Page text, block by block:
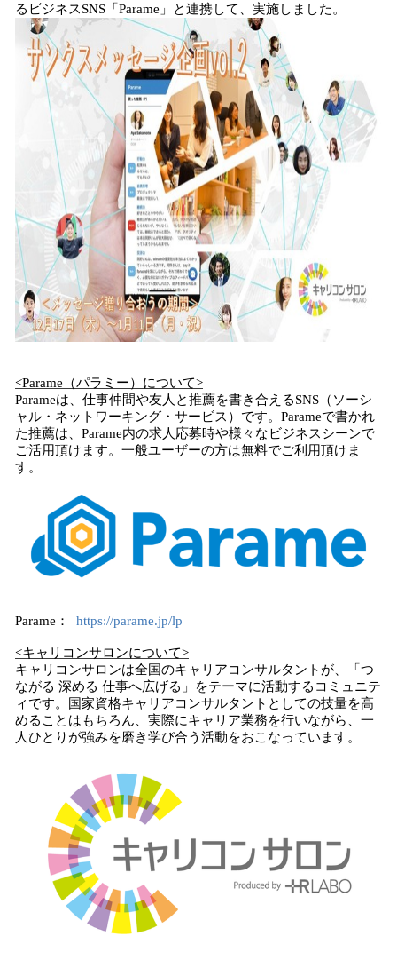
るビジネスSNS「Parame」と連携して、実施しました。
<Parame（パラミー）について>
Parameは、仕事仲間や友人と推薦を書き合えるSNS（ソーシ
ャル・ネットワーキング・サービス）です。Parameで書かれ
た推薦は、Parame内の求人応募時や様々なビジネスシーンで
ご活用頂けます。一般ユーザーの方は無料でご利用頂けま
す。
Parame： https://parame.jp/lp
<キャリコンサロンについて>
キャリコンサロンは全国のキャリアコンサルタントが、「つ
ながる 深める 仕事へ広げる」をテーマに活動するコミュニテ
ィです。国家資格キャリアコンサルタントとしての技量を高
めることはもちろん、実際にキャリア業務を行いながら、一
人ひとりが強みを磨き学び合う活動をおこなっています。